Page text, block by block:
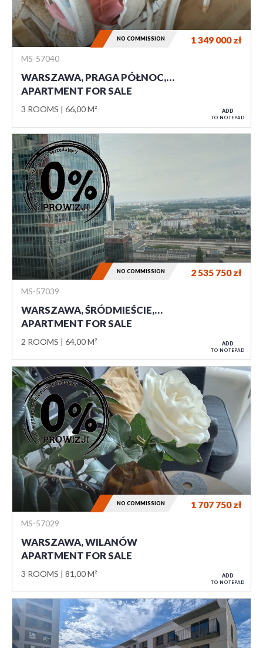
MS-57040
WARSZAWA, PRAGA PÓŁNOC,…
APARTMENT FOR SALE
3 ROOMS 66,00 M²
1 349 000zł
NO COMMISSION
ADD
TO NOTEPAD
MS-57039
WARSZAWA, ŚRÓDMIEŚCIE,…
APARTMENT FOR SALE
2 ROOMS 64,00 M²
2 535 750zł
NO COMMISSION
ADD
TO NOTEPAD
MS-57029
WARSZAWA, WILANÓW
APARTMENT FOR SALE
3 ROOMS 81,00 M²
1 707 750zł
NO COMMISSION
ADD
TO NOTEPAD